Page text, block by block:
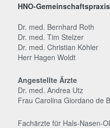
HNO-Gemeinschaftspraxis
Dr. med. Bernhard Roth
Dr. med. Tim Stelzer
Dr. med. Christian Köhler
Herr Hagen Woldt
Angestellte Ärzte
Dr. med. Andrea Utz
Frau Carolina Giordano de
Fachärzte für Hals-Nasen-